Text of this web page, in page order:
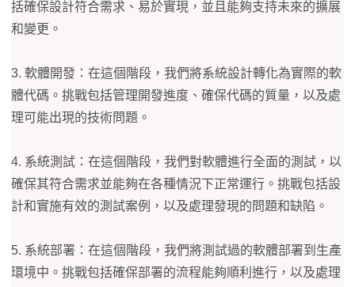
括確保設計符合需求、易於實現，並且能夠支持未來的擴展
和變更。
3. 軟體開發：在這個階段，我們將系統設計轉化為實際的軟
體代碼。挑戰包括管理開發進度、確保代碼的質量，以及處
理可能出現的技術問題。
4. 系統測試：在這個階段，我們對軟體進行全面的測試，以
確保其符合需求並能夠在各種情況下正常運行。挑戰包括設
計和實施有效的測試案例，以及處理發現的問題和缺陷。
5. 系統部署：在這個階段，我們將測試過的軟體部署到生產
環境中。挑戰包括確保部署的流程能夠順利進行，以及處理